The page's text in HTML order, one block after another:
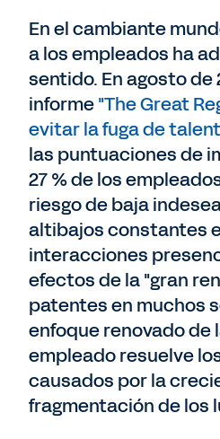
En el cambiante
a los empleados ha
sentido. En agosto de
informe"The Great
evitar la fuga de
las puntuaciones de
27 % de los
riesgo de baja
altibajos constantes
interacciones
efectos de la "gran
patentes en muchos
enfoque renovado de
empleado resuelve
causados por la
fragmentación de los